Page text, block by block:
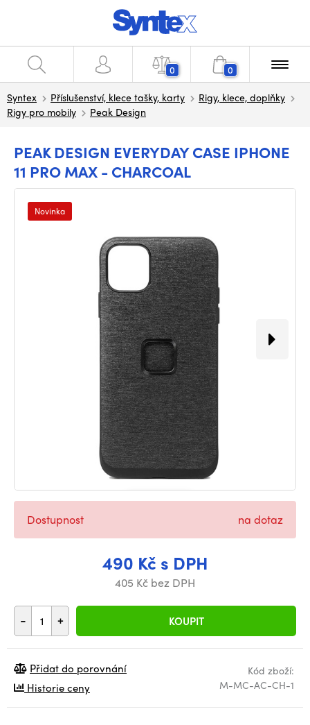
0 0
Syntex Příslušenství, klece tašky, karty
Rigy, klece, doplňky
Rigy pro mobily
Peak Design
PEAK DESIGN EVERYDAY CASE IPHONE
11 PRO MAX - CHARCOAL
Novinka
490 Kč s DPH
405 Kč bez DPH
- + KOUPIT
Dostupnost na dotaz
Kód zboží:
M-MC-AC-CH-1
Přidat do porovnání
Historie ceny